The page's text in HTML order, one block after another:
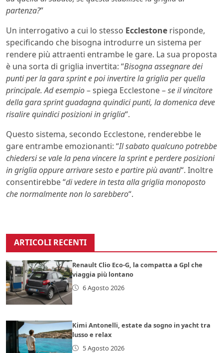
partenza?”
Un interrogativo a cui lo stesso Ecclestone risponde,
specificando che bisogna introdurre un sistema per
rendere più attraenti entrambe le gare. La sua proposta
è una sorta di griglia invertita: “Bisogna assegnare dei
punti per la gara sprint e poi invertire la griglia per quella
principale. Ad esempio– spiega Ecclestone –se il vincitore
della gara sprint guadagna quindici punti, la domenica deve
risalire quindici posizioni in griglia“.
Questo sistema, secondo Ecclestone, renderebbe le
gare entrambe emozionanti: “Il sabato qualcuno potrebbe
chiedersi se vale la pena vincere la sprint e perdere posizioni
in griglia oppure arrivare sesto e partire più avanti“. Inoltre
consentirebbe “di vedere in testa alla griglia monoposto
che normalmente non lo sarebbero“.
ARTICOLI RECENTI
Renault Clio Eco-G, la compatta a Gpl che
viaggia più lontano
6 Agosto 2026
Kimi Antonelli, estate da sogno in yacht tra
lusso e relax
5 Agosto 2026